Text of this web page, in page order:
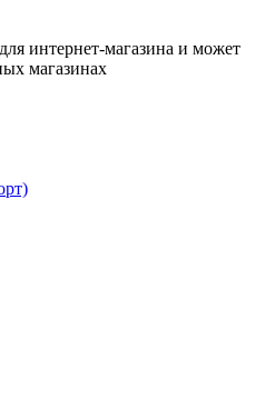
интернет-магазина и может
магазинах